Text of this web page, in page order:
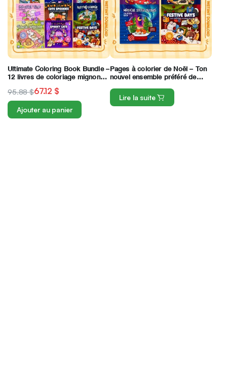
Ultimate Coloring Book Bundle –
12 livres de coloriage mignons,
95.88$67.12 $
Ajouter au panier
Pages à colorier de Noël – Ton
nouvel ensemble préféré de
douillettes et scintillantes
Lire la suite